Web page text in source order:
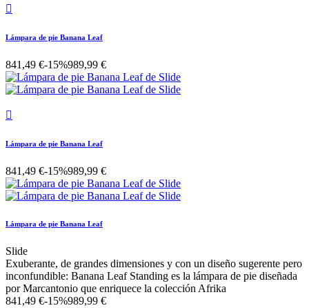

Lámpara de pie Banana Leaf
841,49 €-15%989,99 €

Lámpara de pie Banana Leaf
841,49 €-15%989,99 €
Lámpara de pie Banana Leaf
Slide
Exuberante, de grandes dimensiones y con un diseño sugerente pero
inconfundible: Banana Leaf Standing es la lámpara de pie diseñada
por Marcantonio que enriquece la colección Afrika
841,49 €-15%989,99 €